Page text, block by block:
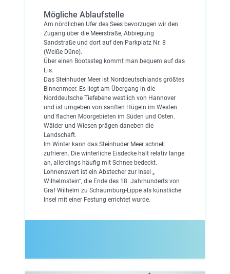
Mögliche Ablaufstelle
Am nördlichen Ufer des Sees bevorzugen wir den
Zugang über die Meerstraße, Abbiegung
Sandstraße und dort auf den Parkplatz Nr. 8
(Weiße Düne).
Über einen Bootssteg kommt man bequem auf das
Eis.
Das Steinhuder Meer ist Norddeutschlands größtes
Binnenmeer. Es liegt am Übergang in die
Norddeutsche Tiefebene westlich von Hannover
und ist umgeben von sanften Hügeln im Westen
und flachen Moorgebieten im Süden und Osten.
Wälder und Wiesen prägen daneben die
Landschaft.
Im Winter kann das Steinhuder Meer schnell
zufrieren. Die winterliche Eisdecke hält relativ lange
an, allerdings häufig mit Schnee bedeckt.
Lohnenswert ist ein Abstecher zur Insel „
Wilhelmstein“, die Ende des 18. Jahrhunderts von
Graf Wilhelm zu Schaumburg-Lippe als künstliche
Insel mit einer Festung errichtet wurde.